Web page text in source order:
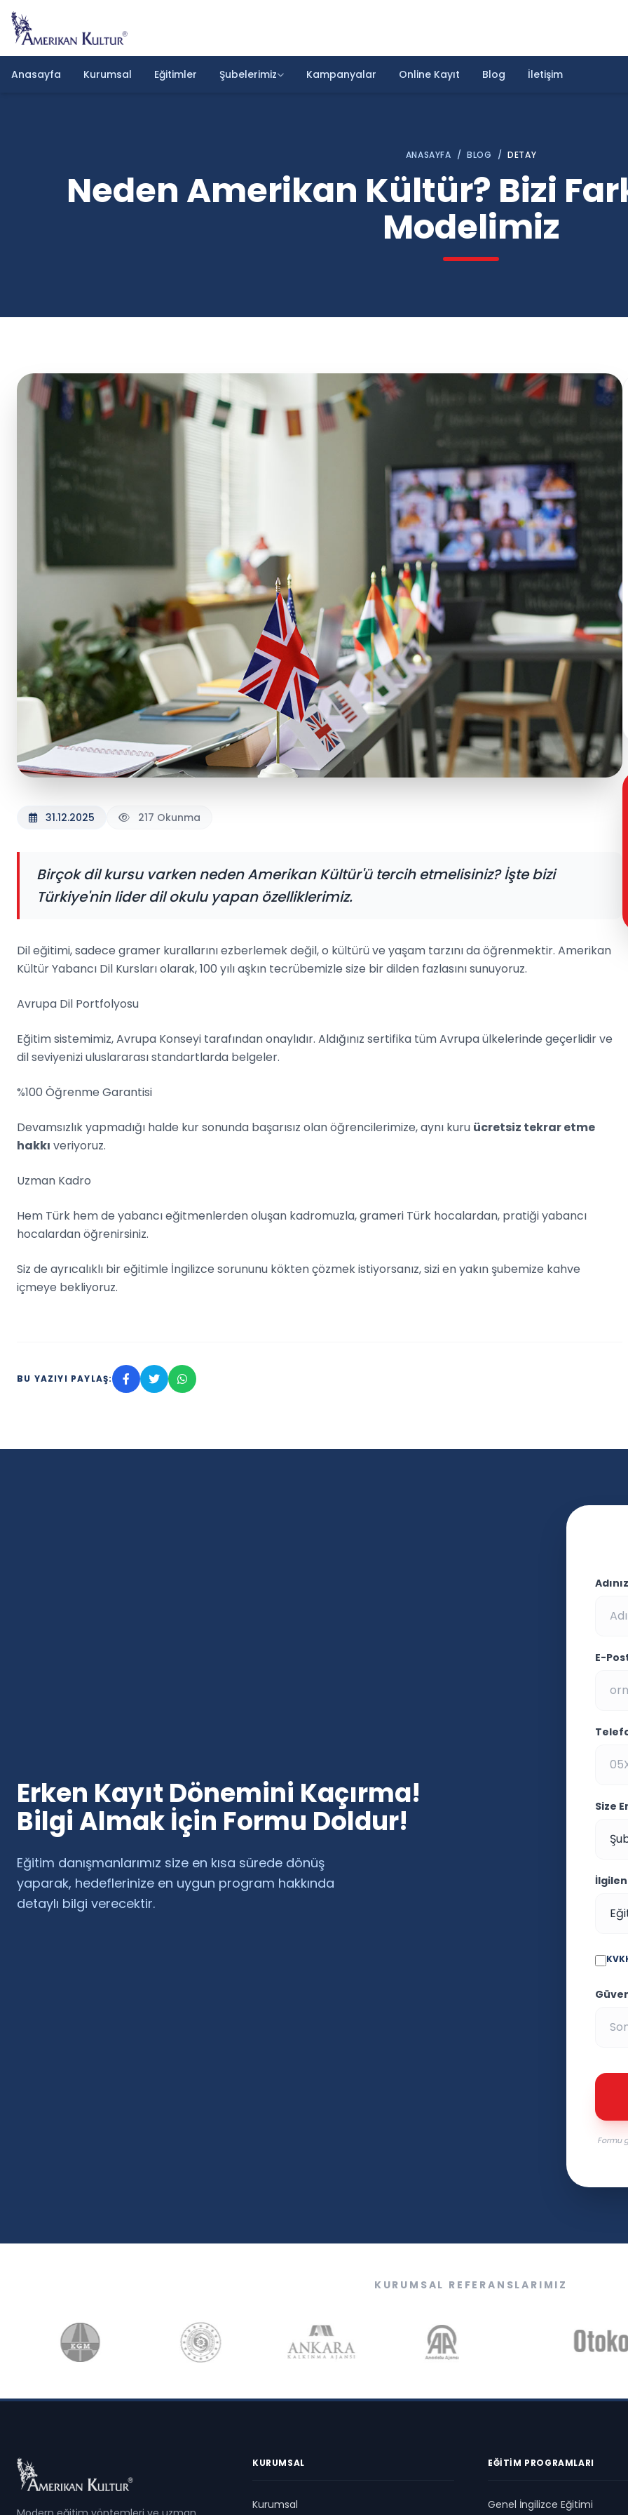
Anasayfa Kurumsal Eğitimler Şubelerimiz Kampanyalar Online Kayıt Blog İletişim
ANASAYFA / BLOG / DETAY
Neden Amerikan Kültür? Bizi
Modelimiz
31.12.2025 217 Okunma
Birçok dil kursu varken neden Amerikan Kültür'ü tercih etmelisiniz? İşte bizi
Türkiye'nin lider dil okulu yapan özelliklerimiz.
Dil eğitimi, sadece gramer kurallarını ezberlemek değil, o kültürü ve yaşam tarzını da öğrenmektir. Amerikan
Kültür Yabancı Dil Kursları olarak, 100 yılı aşkın tecrübemizle size bir dilden fazlasını sunuyoruz.
Avrupa Dil Portfolyosu
Eğitim sistemimiz, Avrupa Konseyi tarafından onaylıdır. Aldığınız sertifika tüm Avrupa ülkelerinde geçerlidir ve
dil seviyenizi uluslararası standartlarda belgeler.
%100 Öğrenme Garantisi
Devamsızlık yapmadığı halde kur sonunda başarısız olan öğrencilerimize, aynı kuru ücretsiz tekrar etme
hakkı veriyoruz.
Uzman Kadro
Hem Türk hem de yabancı eğitmenlerden oluşan kadromuzla, grameri Türk hocalardan, pratiği yabancı
hocalardan öğrenirsiniz.
Siz de ayrıcalıklı bir eğitimle İngilizce sorununu kökten çözmek istiyorsanız, sizi en yakın şubemize kahve
içmeye bekliyoruz.
BU YAZIYI PAYLAŞ:
Erken Kayıt Dönemini Kaçırma!
Bilgi Almak İçin Formu Doldur!
Eğitim danışmanlarımız size en kısa sürede dönüş
yaparak, hedeflerinize en uygun program hakkında
detaylı bilgi verecektir.
E-
Size
Formu
KURUMSAL REFERANSLARIMIZ
KURUMSAL
Kurumsal
EĞITIM PROGRAMLARI
Genel İngilizce Eğitimi